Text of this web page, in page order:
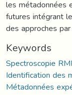
les métadonnées
futures intégrant
des approches
Keywords
Spectroscopie
Identification des
Métadonnées